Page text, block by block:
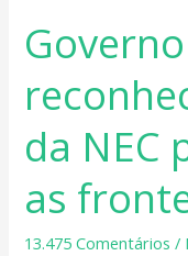
da NEC
as
13.475 Comentários /
Governo
compra
reconhecimento
da
para
proteger